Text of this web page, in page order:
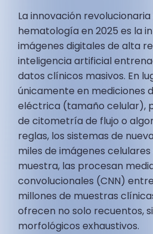
La innovación
hematología en 2025 es la
imágenes digitales de alta
inteligencia artificial
datos clínicos masivos. En
únicamente en mediciones
eléctrica (tamaño celular),
de citometría de flujo o
reglas, los sistemas de
miles de imágenes
muestra, las procesan
convolucionales (CNN)
millones de muestras
ofrecen no solo recuentos,
morfológicos exhaustivos.